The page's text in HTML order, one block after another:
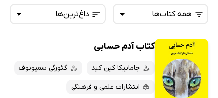
داغ‌ترین‌ها
تازه‌ها
داغ‌ترین‌ها
پرفروش‌ها
همه کتاب‌ها
همه کتاب‌ها
کتاب‌های صوتی
کتاب‌های متنی
کتاب آدم حسابی
جاماییکا کین کید گئورگی سمیونوف
انتشارات علمی و فرهنگی